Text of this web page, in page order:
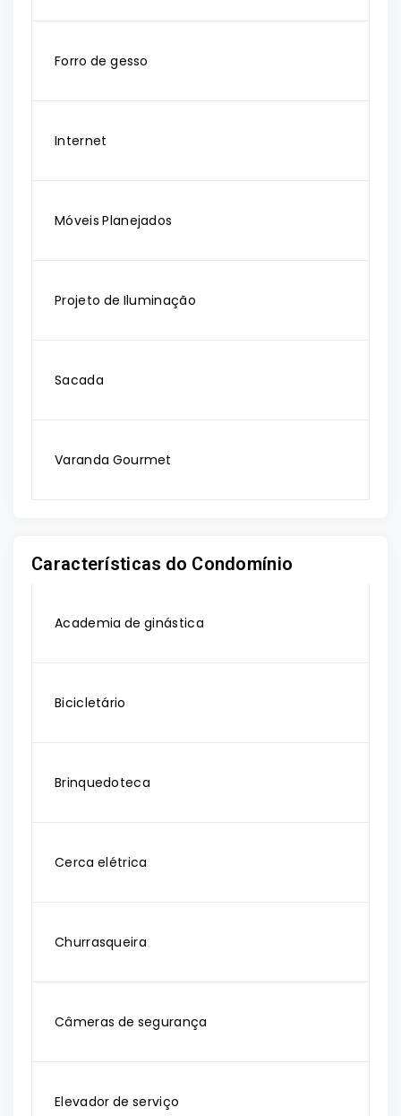
Forro de gesso
Internet
Móveis Planejados
Projeto de Iluminação
Sacada
Varanda Gourmet
Características do Condomínio
Academia de ginástica
Bicicletário
Brinquedoteca
Cerca elétrica
Churrasqueira
Câmeras de segurança
Elevador de serviço